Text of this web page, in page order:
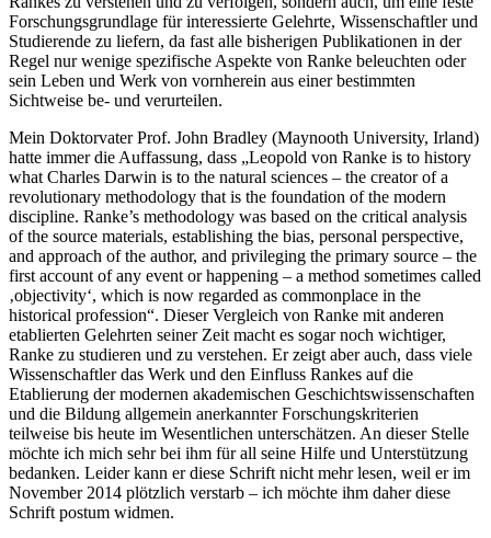
Forschungsgrundlage für interessierte Gelehrte, Wissenschaftler und
Studierende zu liefern, da fast alle bisherigen Publikationen in der
Regel nur wenige spezifische Aspekte von Ranke beleuchten oder
sein Leben und Werk von vornherein aus einer bestimmten
Sichtweise be- und verurteilen.
Mein Doktorvater Prof. John Bradley (Maynooth University, Irland)
hatte immer die Auffassung, dass „Leopold von Ranke is to history
what Charles Darwin is to the natural sciences – the creator of a
revolutionary methodology that is the foundation of the modern
discipline. Ranke’s methodology was based on the critical analysis
of the source materials, establishing the bias, personal perspective,
and approach of the author, and privileging the primary source – the
first account of any event or happening – a method sometimes called
‚objectivity‘, which is now regarded as commonplace in the
historical profession“. Dieser Vergleich von Ranke mit anderen
etablierten Gelehrten seiner Zeit macht es sogar noch wichtiger,
Ranke zu studieren und zu verstehen. Er zeigt aber auch, dass viele
Wissenschaftler das Werk und den Einfluss Rankes auf die
Etablierung der modernen akademischen Geschichtswissenschaften
und die Bildung allgemein anerkannter Forschungskriterien
teilweise bis heute im Wesentlichen unterschätzen. An dieser Stelle
möchte ich mich sehr bei ihm für all seine Hilfe und Unterstützung
bedanken. Leider kann er diese Schrift nicht mehr lesen, weil er im
November 2014 plötzlich verstarb – ich möchte ihm daher diese
Schrift postum widmen.